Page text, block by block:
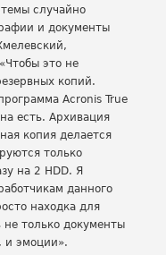
случайно
и документы
это не
копий.
Acronis True
есть. Архивация
копия делается
только
на 2 HDD. Я
данного
находка для
не только документы
и эмоции».